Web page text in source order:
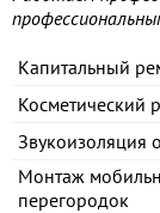
Капитальный
Косметический
Звукоизоляция
Монтаж
перегородок